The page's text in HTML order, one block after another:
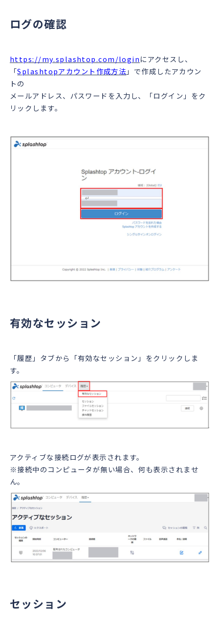
ログの確認
https://my.splashtop.com/loginにアクセスし、
「Splashtopアカウント作成方法」で作成したアカウン
トの
メールアドレス、パスワードを入力し、「ログイン」をク
リックします。
有効なセッション
「履歴」タブから「有効なセッション」をクリックしま
す。
アクティブな接続ログが表示されます。
※接続中のコンピュータが無い場合、何も表示されませ
ん。
セッション